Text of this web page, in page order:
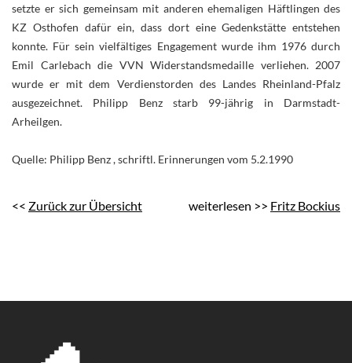
setzte er sich gemeinsam mit anderen ehemaligen Häftlingen des
KZ Osthofen dafür ein, dass dort eine Gedenkstätte entstehen
konnte. Für sein vielfältiges Engagement wurde ihm 1976 durch
Emil Carlebach die VVN Widerstandsmedaille verliehen. 2007
wurde er mit dem Verdienstorden des Landes Rheinland-Pfalz
ausgezeichnet. Philipp Benz starb 99-jährig in Darmstadt-
Arheilgen.
Quelle: Philipp Benz , schriftl. Erinnerungen vom 5.2.1990
<< Zurück zur Übersicht weiterlesen >> Fritz Bockius